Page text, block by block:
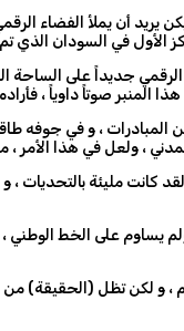
يريد أن يملأ الفضاء
في السودان الذي تم
جديداً على الساحة
صوتاً داوياً ،
، و في جوفه
، ولعل في هذا
كانت مليئة بالتحديات
على الخط الوطني
، و لكن تظل